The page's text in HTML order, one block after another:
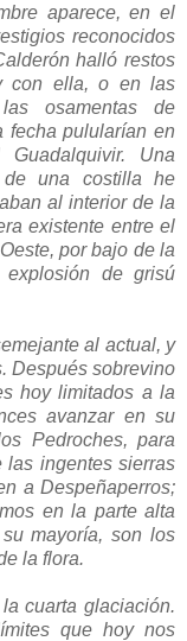
aparece, en el
reconocidos
halló restos
con ella, o en las
las osamentas de
fecha pulularían en
Una
una costilla he
al interior de la
existente entre el
por bajo de la
de grisú
al actual, y
Después sobrevino
hoy limitados a la
avanzar en su
Pedroches, para
las ingentes sierras
a Despeñaperros;
en la parte alta
mayoría, son los
la flora.
cuarta glaciación.
que hoy nos